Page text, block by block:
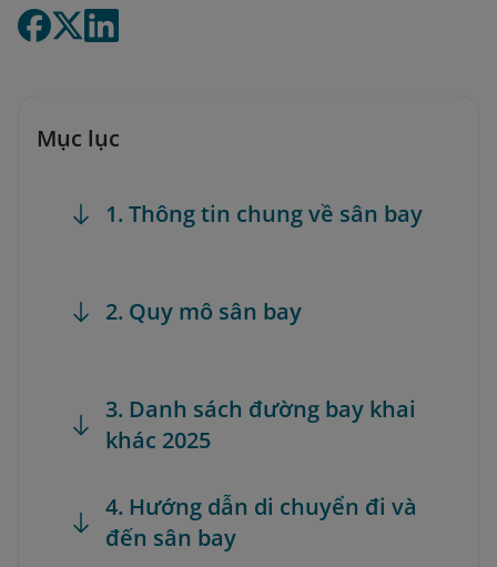
Mục lục
1. Thông tin chung về sân bay
2. Quy mô sân bay
3. Danh sách đường bay khai
khác 2025
4. Hướng dẫn di chuyển đi và
đến sân bay